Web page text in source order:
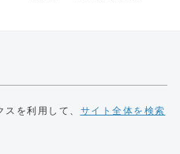
を利用して、 サイト全体を検索